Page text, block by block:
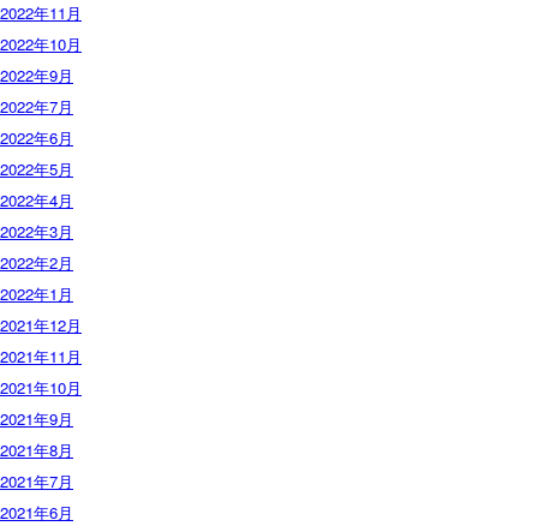
2022年11月
2022年10月
2022年9月
2022年7月
2022年6月
2022年5月
2022年4月
2022年3月
2022年2月
2022年1月
2021年12月
2021年11月
2021年10月
2021年9月
2021年8月
2021年7月
2021年6月